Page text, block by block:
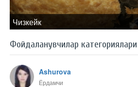
Чизкейк
Фойдаланувчилар категориялари
Ashurova
Ёрдамчи